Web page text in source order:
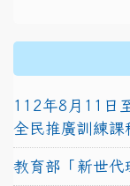
112年8月11日
全民推廣訓練課
教育部「新世代